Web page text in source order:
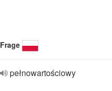
Frage
pełnowartościowy